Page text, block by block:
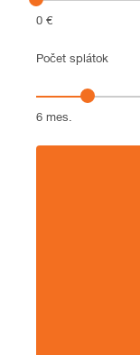
0 €
Počet splátok
6 mes.
Zhrnutie